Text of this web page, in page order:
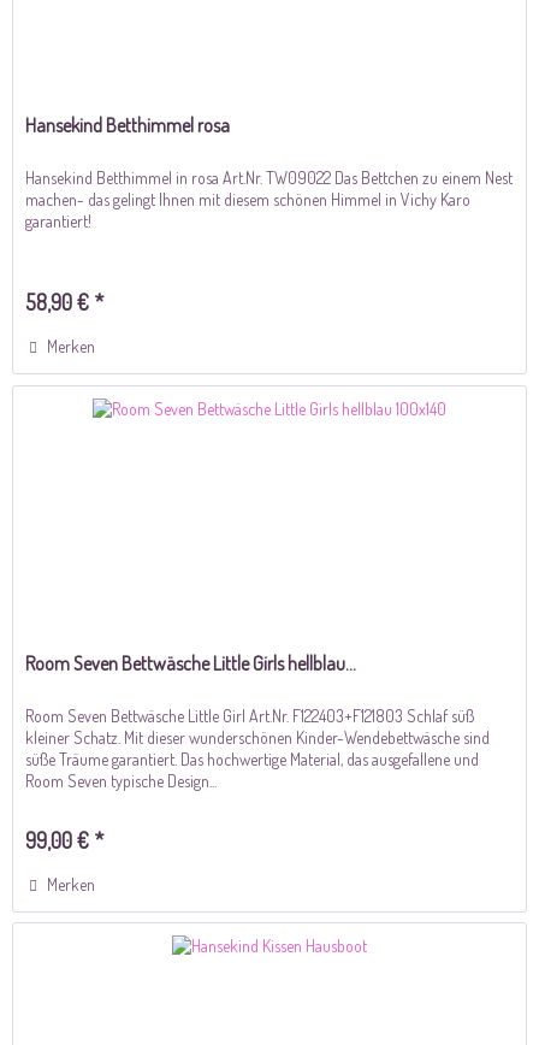
Hansekind Betthimmel rosa
Hansekind Betthimmel in rosa Art.Nr. TW09022 Das Bettchen zu einem Nest
machen- das gelingt Ihnen mit diesem schönen Himmel in Vichy Karo
garantiert!
58,90 € *
Merken
Room Seven Bettwäsche Little Girls hellblau...
Room Seven Bettwäsche Little Girl Art.Nr. F122403+F121803 Schlaf süß
kleiner Schatz. Mit dieser wunderschönen Kinder-Wendebettwäsche sind
süße Träume garantiert. Das hochwertige Material, das ausgefallene und
Room Seven typische Design...
99,00 € *
Merken